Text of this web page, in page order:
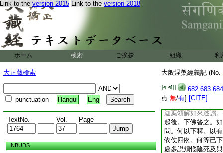
Link to the version 2015 Link to the version 2018
ホーム 検索 ご挨拶 組織 利
大正蔵検索
punctuation Hangul Eng
TextNo. Vol. Page
INBUDS
大般涅槃經義記 (No.
682 683 684
点:無/有] [CITE]
不爲慧眼正明異法
説人依。是故下結
爲之説人四依。就
状彰彼肉眼不能照
爲肉眼。一切菩薩
下明邪正。答上問
説魔説云何別知。
明四人摧邪通正能
依所以。故經説言
令人識邪不從離所
葉請略擧四魔。二
迦葉領解如來述讃
起後。下佛答之。
問。何以下釋。以
依仗四依。何等已
處多説煩惱陰死及